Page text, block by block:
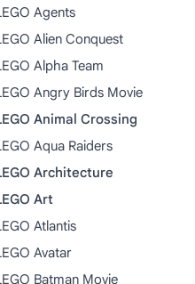
Agents
Alien Conquest
Alpha Team
Angry Birds Movie
Animal Crossing
Aqua Raiders
Architecture
Art
Atlantis
Avatar
Batman Movie